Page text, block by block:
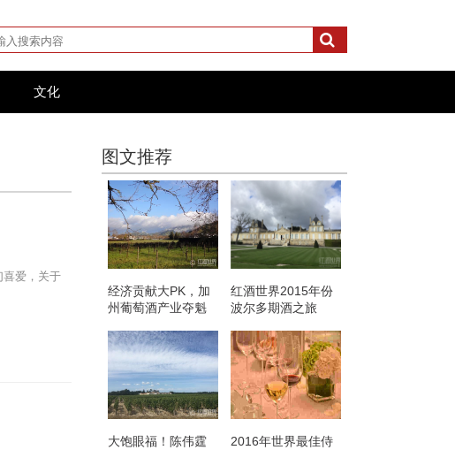
文化
喜爱，关于
图文推荐
经济贡献大PK，加
州葡萄酒产业夺魁
红酒世界2015年份
波尔多期酒之旅
大饱眼福！陈伟霆
2016年世界最佳侍